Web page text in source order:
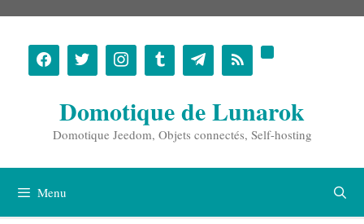
contenu
Domotique de Lunarok
Domotique Jeedom, Objets connectés, Self-hosting
Menu